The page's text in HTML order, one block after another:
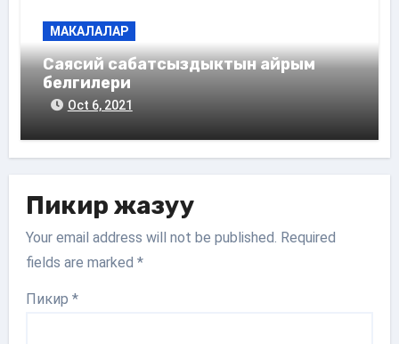
МАКАЛАЛАР
Саясий сабатсыздыктын айрым
белгилери
Oct 6, 2021
Пикир жазуу
Your email address will not be published. Required
fields are marked*
Пикир*